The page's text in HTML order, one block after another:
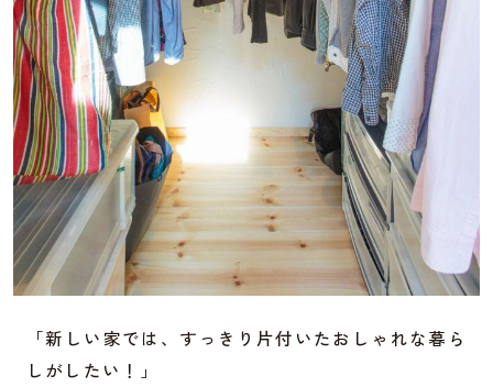
「新しい家では、すっきり片付いたおしゃれな暮ら
しがしたい！」